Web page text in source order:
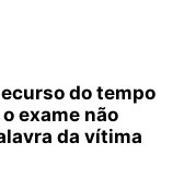
do tempo
exame não
da vítima